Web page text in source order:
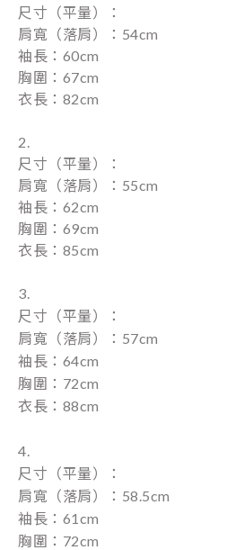
尺寸（平量）：
肩寬 （落肩） ：54cm
袖長 ：60cm
胸圍：67cm
衣長：82cm
2.
尺寸（平量）：
肩寬 （落肩） ：55cm
袖長 ：62cm
胸圍：69cm
衣長：85cm
3.
尺寸（平量）：
肩寬 （落肩） ：57cm
袖長 ：64cm
胸圍：72cm
衣長：88cm
4.
尺寸（平量）：
肩寬 （落肩） ：58.5cm
袖長 ：61cm
胸圍：72cm